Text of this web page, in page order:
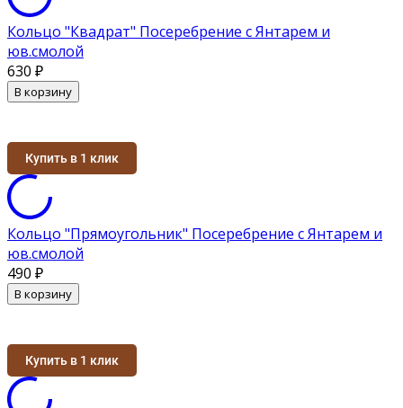
Кольцо "Квадрат" Посеребрение с Янтарем и
юв.смолой
630 ₽
В корзину
Купить в 1 клик
Кольцо "Прямоугольник" Посеребрение с Янтарем и
юв.смолой
490 ₽
В корзину
Купить в 1 клик